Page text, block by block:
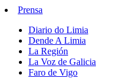
Prensa
Diario do Limia
Dende A Limia
La Región
La Voz de Galicia
Faro de Vigo